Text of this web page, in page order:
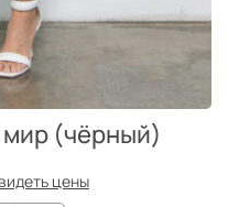
мир (чёрный)
цены